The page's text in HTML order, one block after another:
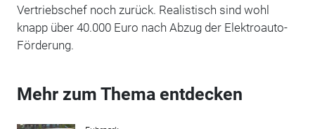
Vertriebschef noch zurück. Realistisch sind wohl
knapp über 40.000 Euro nach Abzug der Elektroauto-
Förderung.
Mehr zum Thema entdecken